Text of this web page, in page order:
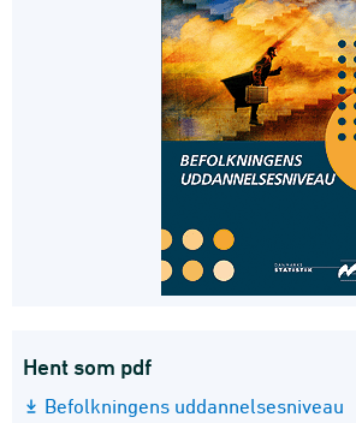
Hent som pdf
Befolkningens uddannelsesniveau